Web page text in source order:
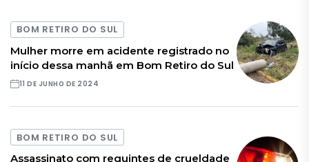
BOM RETIRO DO SUL
Mulher morre em acidente registrado no
início dessa manhã em Bom Retiro do Sul
11 DE JUNHO DE 2024
BOM RETIRO DO SUL
Assassinato com requintes de crueldade